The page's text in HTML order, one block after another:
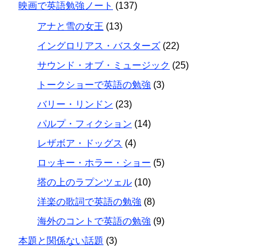
映画で英語勉強ノート (137)
アナと雪の女王 (13)
イングロリアス・バスターズ (22)
サウンド・オブ・ミュージック (25)
トークショーで英語の勉強 (3)
バリー・リンドン (23)
パルプ・フィクション (14)
レザボア・ドッグス (4)
ロッキー・ホラー・ショー (5)
塔の上のラプンツェル (10)
洋楽の歌詞で英語の勉強 (8)
海外のコントで英語の勉強 (9)
本題と関係ない話題 (3)